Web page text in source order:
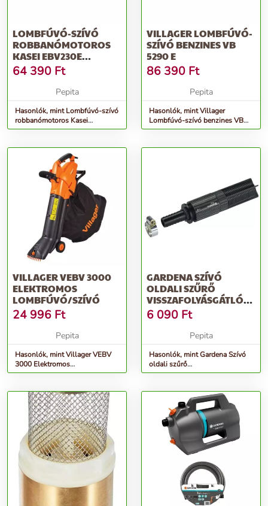
LOMBFÚVÓ-SZÍVÓ
ROBBANÓMOTOROS
KASEI EBV230E
22.5CM3, 0.65 KW,
70M...
64 390 Ft
Pepita
Hasonlók, mint Lombfúvó-szívó
robbanómotoros Kasei
EBV230E 22.5cm3, 0.65 kw,
VILLAGER LOMBFÚVÓ-
SZÍVÓ BENZINES VB
5290 E
86 390 Ft
Pepita
Hasonlók, mint Villager
Lombfúvó-szívó benzines VB
5290 E
VILLAGER VEBV 3000
ELEKTROMOS
LOMBFÚVÓ/SZÍVÓ
24 996 Ft
Pepita
Hasonlók, mint Villager VEBV
3000 Elektromos
Lombfúvó/Szívó
GARDENA SZÍVÓ
OLDALI SZŰRŐ
VISSZAFOLYÁSGÁTLÓVAL
19 MM (3/4
6 090 Ft
Pepita
Hasonlók, mint Gardena Szívó
oldali szűrő
visszafolyásgátlóval 19 mm (3/4